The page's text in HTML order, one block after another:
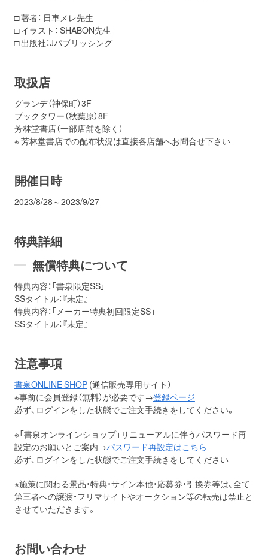
□ 著者： 日車メレ先生
□ イラスト： SHABON先生
□ 出版社：Jパブリッシング
取扱店
グランデ（神保町）3F
ブックタワー（秋葉原）8F
芳林堂書店（一部店舗を除く）
※ 芳林堂書店での配布状況は直接各店舗へお問合せ下さい
開催日時
2023/8/28～2023/9/27
特典詳細
無償特典について
特典内容：「書泉限定SS」
SSタイトル：『未定』
特典内容：「メーカー特典初回限定SS」
SSタイトル：『未定』
注意事項
書泉ONLINE SHOP(通信販売専用サイト）
※事前に会員登録（無料）が必要です→登録ページ
必ず、ログインをした状態でご注文手続きをしてください。
※「書泉オンラインショップ」リニューアルに伴うパスワード再
設定のお願いとご案内→パスワード再設定はこちら
必ず、ログインをした状態でご注文手続きをしてください
※施策に関わる景品・特典・サイン本他・応募券・引換券等は、全て
第三者への譲渡・フリマサイトやオークション等の転売は禁止と
させていただきます。
お問い合わせ